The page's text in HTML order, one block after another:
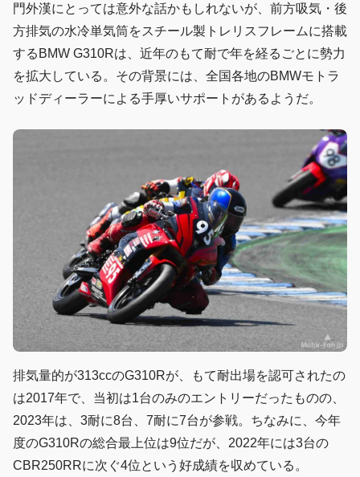
門外漢にとっては意外な話かもしれないが、前方吸気・後
方排気の水冷単気筒をスチール製トレリスフレームに搭載
するBMW G310Rは、近年のもて耐で年を経るごとに勢力
を拡大している。その背景には、全国各地のBMWモトラ
ッドディーラーによる手厚いサポートがあるようだ。
排気量的が313ccのG310Rが、もて耐出場を認可されたの
は2017年で、当初は1台のみのエントリーだったものの、
2023年は、3耐に8台、7耐に7台が参戦。ちなみに、今年
度のG310Rの総合最上位は9位だが、2022年には3台の
CBR250RRに次ぐ4位という好成績を収めている。